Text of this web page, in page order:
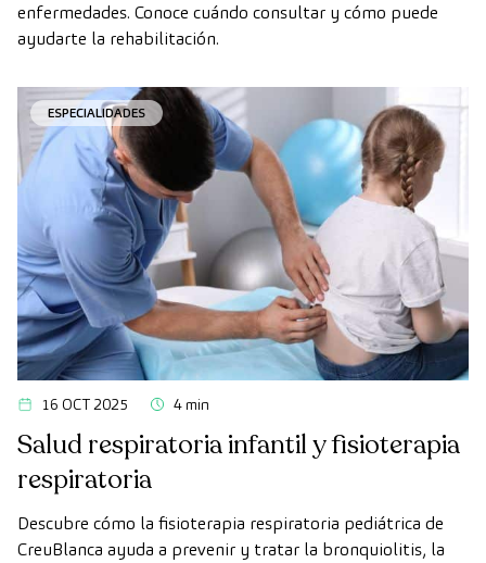
enfermedades. Conoce cuándo consultar y cómo puede
ayudarte la rehabilitación.
ESPECIALIDADES
16 OCT 2025 4 min
Salud respiratoria infantil y fisioterapia
respiratoria
Descubre cómo la fisioterapia respiratoria pediátrica de
CreuBlanca ayuda a prevenir y tratar la bronquiolitis, la